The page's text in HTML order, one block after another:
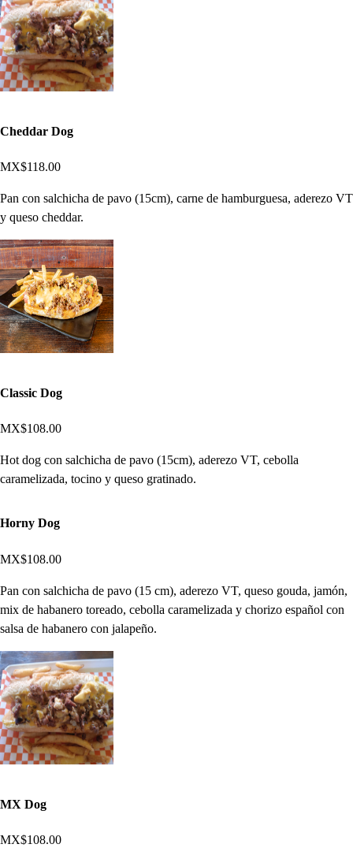
Cheddar Dog
MX$118.00
Pan con salchicha de pavo (15cm), carne de hamburguesa, aderezo VT
y queso cheddar.
Classic Dog
MX$108.00
Hot dog con salchicha de pavo (15cm), aderezo VT, cebolla
caramelizada, tocino y queso gratinado.
Horny Dog
MX$108.00
Pan con salchicha de pavo (15 cm), aderezo VT, queso gouda, jamón,
mix de habanero toreado, cebolla caramelizada y chorizo español con
salsa de habanero con jalapeño.
MX Dog
MX$108.00